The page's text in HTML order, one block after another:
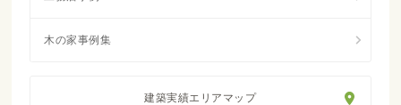
建築実績エリアマップ